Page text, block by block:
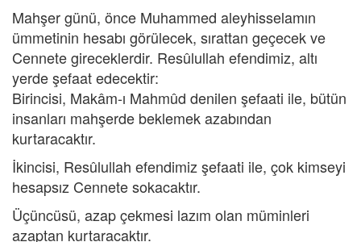
Mahşer günü, önce Muhammed aleyhisselamın
ümmetinin hesabı görülecek, sırattan geçecek ve
Cennete gireceklerdir. Resûlullah efendimiz, altı
yerde şefaat edecektir:
Birincisi, Makâm-ı Mahmûd denilen şefaati ile, bütün
insanları mahşerde beklemek azabından
kurtaracaktır.
İkincisi, Resûlullah efendimiz şefaati ile, çok kimseyi
hesapsız Cennete sokacaktır.
Üçüncüsü, azap çekmesi lazım olan müminleri
azaptan kurtaracaktır.